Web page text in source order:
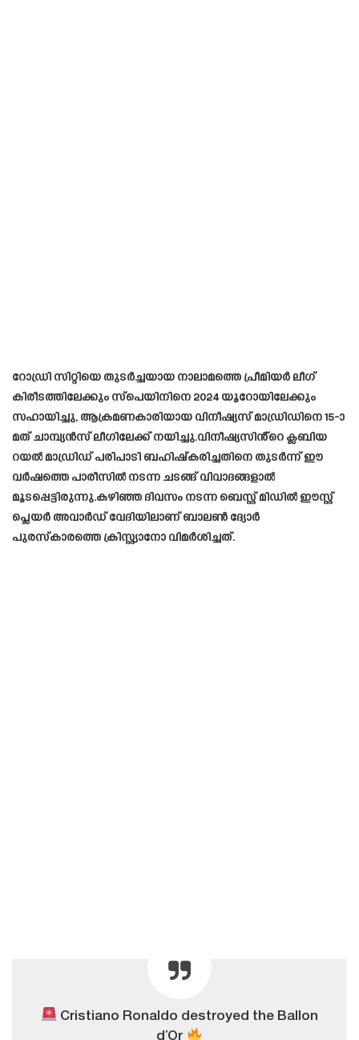
റോഡ്രി സിറ്റിയെ തുടർച്ചയായ നാലാമത്തെ പ്രീമിയർ ലീഗ്
കിരീടത്തിലേക്കും സ്പെയിനിനെ 2024 യൂറോയിലേക്കും
സഹായിച്ചു, ആക്രമണകാരിയായ വിനീഷ്യസ് മാഡ്രിഡിനെ 15-ാ
മത് ചാമ്പ്യൻസ് ലീഗിലേക്ക് നയിച്ചു.വിനീഷ്യസിൻ്റെ ക്ലബിയ
റയൽ മാഡ്രിഡ് പരിപാടി ബഹിഷ്കരിച്ചതിനെ തുടർന്ന് ഈ
വർഷത്തെ പാരീസിൽ നടന്ന ചടങ്ങ് വിവാദങ്ങളാൽ
മൂടപ്പെട്ടിരുന്നു.കഴിഞ്ഞ ദിവസം നടന്ന ബെസ്റ്റ് മിഡിൽ ഈസ്റ്റ്
പ്ലെയർ അവാർഡ് വേദിയിലാണ് ബാലൺ ദ്യോർ
പുരസ്കാരത്തെ ക്രിസ്റ്റ്യാനോ വിമർശിച്ചത്.
Cristiano Ronaldo destroyed the Ballon
d’Or